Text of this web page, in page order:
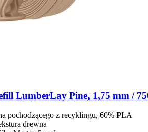
LumberLay Pine, 1,75 mm /
pochodzącego z recyklingu, 60% PLA
drewna